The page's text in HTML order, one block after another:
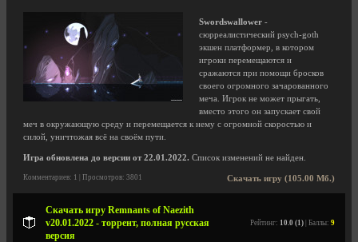
Swordswallower -
сюрреалистический psych-goth
экшен платформер, в котором
игроки перемещаются и
сражаются при помощи бросков
своего огромного зачарованного
меча. Игрок не может прыгать,
вместо этого он запускает свой
меч в окружающую среду и перемещается к нему с огромной скоростью и
силой, уничтожая всё на своём пути.
Игра обновлена до версии от 22.01.2022. Список изменений не найден.
Скачать игру (105.00 Мб.)
Комментариев: 1 | Просмотров: 3801
Скачать игру Remnants of Naezith
v20.01.2022 - торрент, полная русская
версия
Рейтинг: 10.0 (1) | Баллы: 9